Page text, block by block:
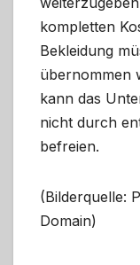
kompletten
Bekleidung
übernommen
kann das
nicht durch
befreien.
(Bilderquelle:
Domain)